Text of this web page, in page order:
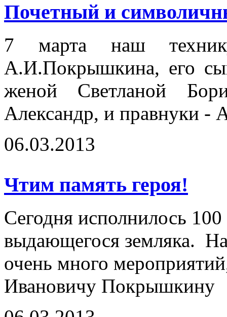
Почетный и
7 марта наш
А.И.Покрышкина, его
женой Светланой
Александр, и правнуки -
06.03.2013
Чтим память героя!
Сегодня исполнилось
выдающегося земляка.
очень много
Ивановичу Покрышкину